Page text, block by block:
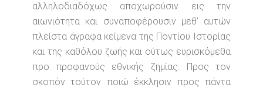
αλληλοδιαδόχως αποχωρούσιν εις την
αιωνιότητα και συναποφέρουσιν μεθ’ αυτών
πλείστα άγραφα κείμενα της Ποντίου Ιστορίας
και της καθόλου ζωής και ούτως ευρισκόμεθα
προ προφανούς εθνικής ζημίας. Προς τον
σκοπόν τούτον ποιώ έκκλησιν προς πάντα